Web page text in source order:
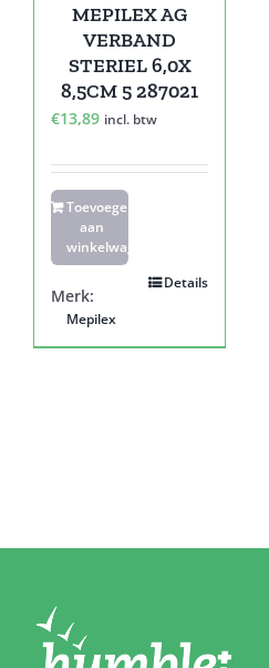
MEPILEX AG
VERBAND
STERIEL 6,0X
8,5CM 5 287021
€13,89 incl. btw
Toevoegen
aan
winkelwagen
Details
Merk:
Mepilex